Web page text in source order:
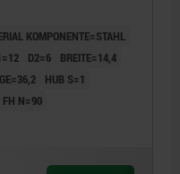
KOMPONENTE=STAHL
D2=6
BREITE=14,4
HUB S=1
FH N=90